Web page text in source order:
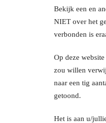
Bekijk een en
NIET over het
verbonden is
Op deze
zou willen
naar een tig
getoond.
Het is aan u/